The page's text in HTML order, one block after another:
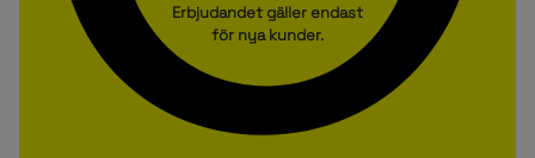
Erbjudandet gäller endast
för nya kunder.